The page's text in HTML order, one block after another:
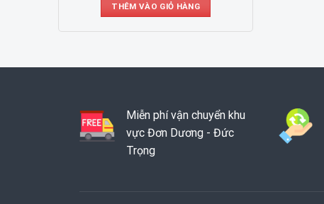
THÊM VÀO GIỎ HÀNG
Miễn phí vận chuyển khu
vực Đơn Dương - Đức
Trọng